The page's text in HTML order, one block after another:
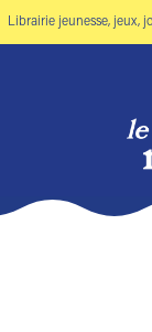
Librairie jeunesse, jeux,